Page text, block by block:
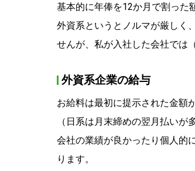
基本的に年俸を12か月で割った
外資系というとノルマが厳しく
せんが、私が入社した会社では
外資系企業の給与
お給料は最初に提示された金額
（日系は月末締めの翌月払いが
会社の業績が良かったり個人的
ります。